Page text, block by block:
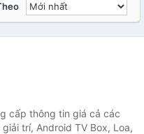
cấp thông tin giá cả các
trí, Android TV Box, Loa,